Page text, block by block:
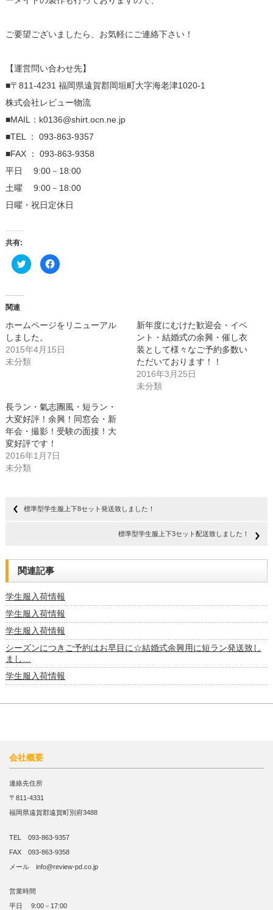
ご要望ございましたら、お気軽にご連絡下さい！
【運営問い合わせ先】
■〒811-4231 福岡県遠賀郡岡垣町大字海老津1020-1
株式会社レビュー物流
■MAIL：k0136@shirt.ocn.ne.jp
■TEL ： 093-863-9357
■FAX ： 093-863-9358
平日 9:00－18:00
土曜 9:00－18:00
日曜・祝日定休日
共有:
ク
リ
共
有
(新
し
い
ウ
ィ
き
ま
す)
Facebook
で
ク
リ
し
て
し
い
ウ
ィ
ン
ド
で
開
関連
ホームページをリニューアル
しました。
2015年4月15日
未分類
新年度にむけた歓迎会・イベ
ント・結婚式の余興・催し衣
装として様々なご予約多数い
ただいております！！
2016年3月25日
未分類
長ラン・氣志團風・短ラン・
大変好評！余興！同窓会・新
年会・撮影！受験の面接！大
変好評です！
2016年1月7日
未分類
標準型学生服上下8セット発送致しました！
標準型学生服上下3セット配送致しました！
関連記事
学生服入荷情報
学生服入荷情報
学生服入荷情報
シーズンにつきご予約はお早目に☆結婚式余興用に短ラン発送致し
まし…
学生服入荷情報
会社概要
連絡先住所
〒811-4331
福岡県遠賀郡遠賀町別府3488
TEL 093-863-9357
FAX 093-863-9358
メール info@review-pd.co.jp
営業時間
平日 9:00－17:00